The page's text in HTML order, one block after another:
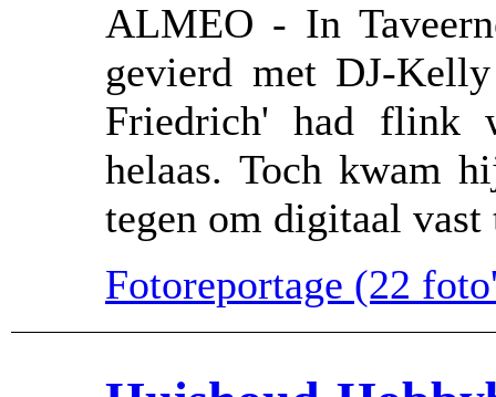
ALMEO - In
gevierd met DJ-
Friedrich' had flink
helaas. Toch kwam
tegen om digitaal vast
Fotoreportage (22